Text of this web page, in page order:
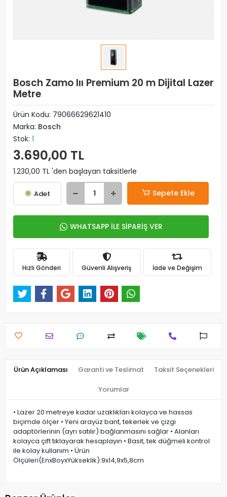
Bosch Zamo Iıı Premium 20 m Dijital Lazer
Metre
Ürün Kodu: 79066629621410
Marka: Bosch
Stok: 1
3.690,00 TL
1.230,00 TL 'den başlayan taksitlerle
Adet Sepete Ekle
WHATSAPP İLE SİPARİŞ VER
Hızlı Gönderi Güvenli Alışveriş İade ve Değişim
Ürün Açıklaması Garanti ve Teslimat Taksit Seçenekleri
Yorumlar
• Lazer 20 metreye kadar uzaklıkları kolayca ve hassas
biçimde ölçer • Yeni arayüz bant, tekerlek ve çizgi
adaptörlerinin (ayrı satılır) bağlanmasını sağlar • Alanları
kolayca çift tıklayarak hesaplayın • Basit, tek düğmeli kontrol
ile kolay kullanım • Ürün
Ölçüleri(EnxBoyxYükseklik):9x14,9x5,8cm